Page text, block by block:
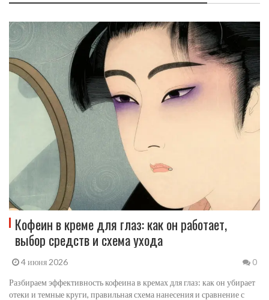
Кофеин в креме для глаз: как он работает,
выбор средств и схема ухода
4 июня 2026 0
Разбираем эффективность кофеина в кремах для глаз: как он убирает
отеки и темные круги, правильная схема нанесения и сравнение с